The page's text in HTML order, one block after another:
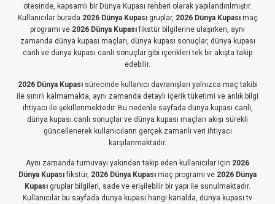
ötesinde, kapsamlı bir Dünya Kupası rehberi olarak yapılandırılmıştır.
Kullanıcılar burada 2026 Dünya Kupasıgruplar, 2026 Dünya Kupasımaç
programı ve 2026 Dünya Kupasıfikstür bilgilerine ulaşırken, aynı
zamanda dünya kupası maçları, dünya kupası sonuçlar, dünya kupası
canlı ve dünya kupası canlı sonuçlar gibi içerikleri tek bir akışta takip
edebilir.
2026 Dünya Kupasısürecinde kullanıcı davranışları yalnızca maç takibi
ile sınırlı kalmamakta, aynı zamanda detaylı içerik tüketimi ve anlık bilgi
ihtiyacı ile şekillenmektedir. Bu nedenle sayfada dünya kupası canlı,
dünya kupası canlı sonuçlar ve dünya kupası maçları akışı sürekli
güncellenerek kullanıcıların gerçek zamanlı veri ihtiyacı
karşılanmaktadır.
Aynı zamanda turnuvayı yakından takip eden kullanıcılar için 2026
Dünya Kupasıfikstür, 2026 Dünya Kupası maç programı ve 2026 Dünya
Kupası gruplar bilgileri, sade ve erişilebilir bir yapı ile sunulmaktadır.
Kullanıcılar bu sayfada dünya kupası hangi kanalda, dünya kupası tv